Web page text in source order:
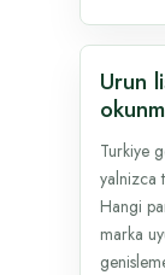
Urun
Turkiye
yalnizca
Hangi
marka